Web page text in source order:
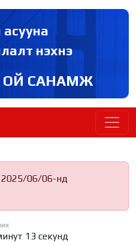
нэхнэ
ОЙ САНАМЖ
2025/06/06-нд
13 секунд